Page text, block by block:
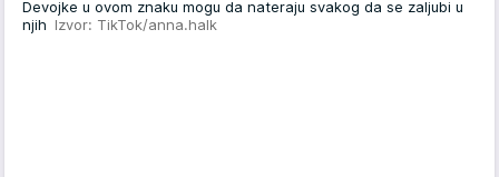
Devojke u ovom znaku mogu da nateraju svakog da se zaljubi u
njih Izvor: TikTok/anna.halk